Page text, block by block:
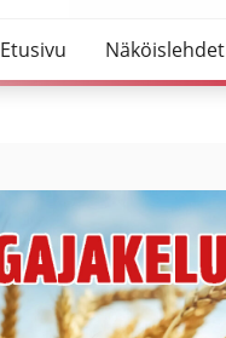
Etusivu Näköislehdet